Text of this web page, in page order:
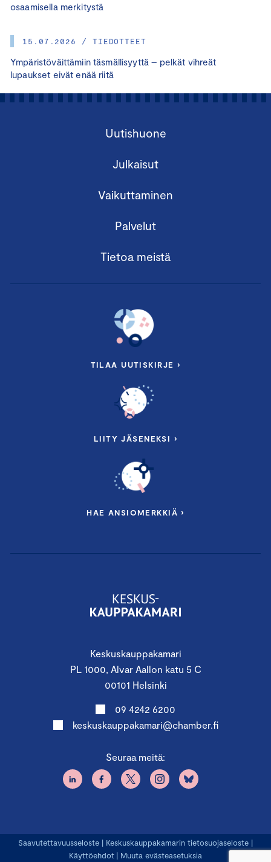
osaamisella merkitystä
15.07.2026 / TIEDOTTEET
Ympäristöväittämiin täsmällisyyttä – pelkät vihreät
lupaukset eivät enää riitä
Keskuskauppakamari
PL 1000, Alvar Aallon katu 5 C
00101 Helsinki
09 4242 6200
keskuskauppakamari@chamber.fi
Seuraa meitä:
Uutishuone
Julkaisut
Vaikuttaminen
Palvelut
Tietoa meistä
TILAA UUTISKIRJE ›
LIITY JÄSENEKSI ›
HAE ANSIOMERKKIÄ ›
Saavutettavuusseloste | Keskuskauppakamarin tietosuojaseloste |
Käyttöehdot | Muuta evästeasetuksia